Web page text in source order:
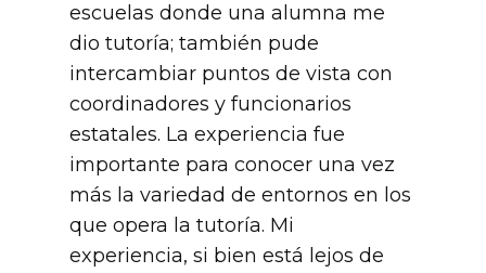
escuelas donde una alumna me
dio tutoría; también pude
intercambiar puntos de vista con
coordinadores y funcionarios
estatales. La experiencia fue
importante para conocer una vez
más la variedad de entornos en los
que opera la tutoría. Mi
experiencia, si bien está lejos de